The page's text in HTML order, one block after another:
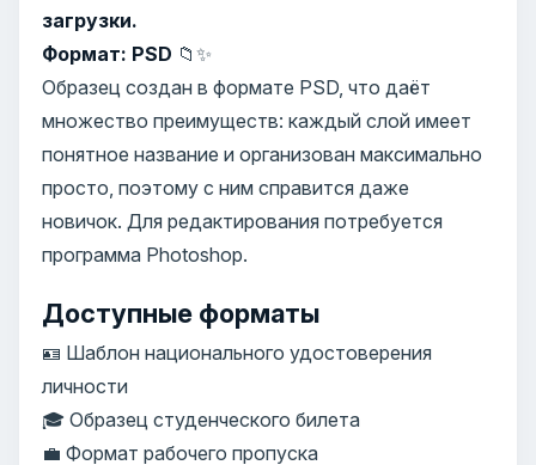
загрузки.
Формат: PSD 📁✨
Образец создан в формате PSD, что даёт
множество преимуществ: каждый слой имеет
понятное название и организован максимально
просто, поэтому с ним справится даже
новичок. Для редактирования потребуется
программа Photoshop.
Доступные форматы
🪪 Шаблон национального удостоверения
личности
🎓 Образец студенческого билета
💼 Формат рабочего пропуска